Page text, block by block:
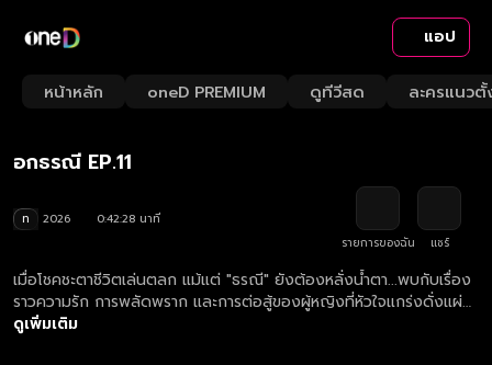
แอป
หน้าหลัก oneD PREMIUM ดูทีวีสด ละครแนวตั้
Loaded:
2.34%
Rate
อกธรณี EP.11
ท 2026
0:42:28 นาที
รายการของฉัน
แชร์
เมื่อโชคชะตาชีวิตเล่นตลก แม้แต่ "ธรณี" ยังต้องหลั่งน้ำตา...พบกับเรื่อง
ราวความรัก การพลัดพราก และการต่อสู้ของผู้หญิงที่หัวใจแกร่งดั่งแผ่น
ดิน
ดูเพิ่มเติม